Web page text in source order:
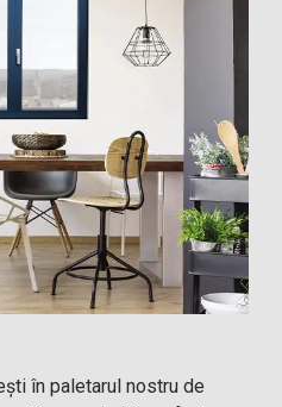
în paletarul nostru de